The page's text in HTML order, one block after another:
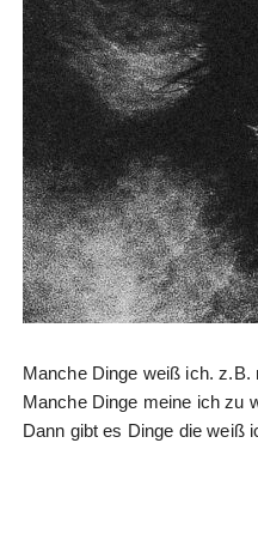
Manche Dinge weiß ich.
Manche Dinge meine ich
Dann gibt es Dinge die weiß